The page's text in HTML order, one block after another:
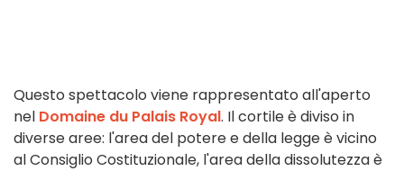
Questo spettacolo viene rappresentato all'aperto
nel Domaine du Palais Royal. Il cortile è diviso in
diverse aree: l'area del potere e della legge è vicino
al Consiglio Costituzionale, l'area della dissolutezza è